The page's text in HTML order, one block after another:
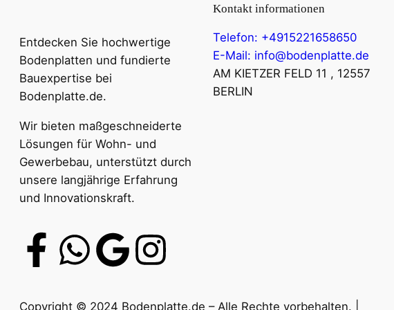
Entdecken Sie hochwertige
Bodenplatten und fundierte
Bauexpertise bei
Bodenplatte.de.
Wir bieten maßgeschneiderte
Lösungen für Wohn- und
Gewerbebau, unterstützt durch
unsere langjährige Erfahrung
und Innovationskraft.
Kontakt informationen
Telefon: +4915221658650
E-Mail: info@bodenplatte.de
AM KIETZER FELD 11 , 12557
BERLIN
Copyright © 2024 Bodenplatte.de – Alle Rechte vorbehalten. |